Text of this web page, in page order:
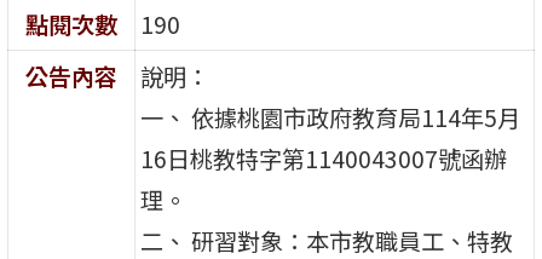
點閱次數
190
公告內容
說明：
一、 依據桃園市政府教育局114年5月
16日桃教特字第1140043007號函辦
理。
二、 研習對象：本市教職員工、特教